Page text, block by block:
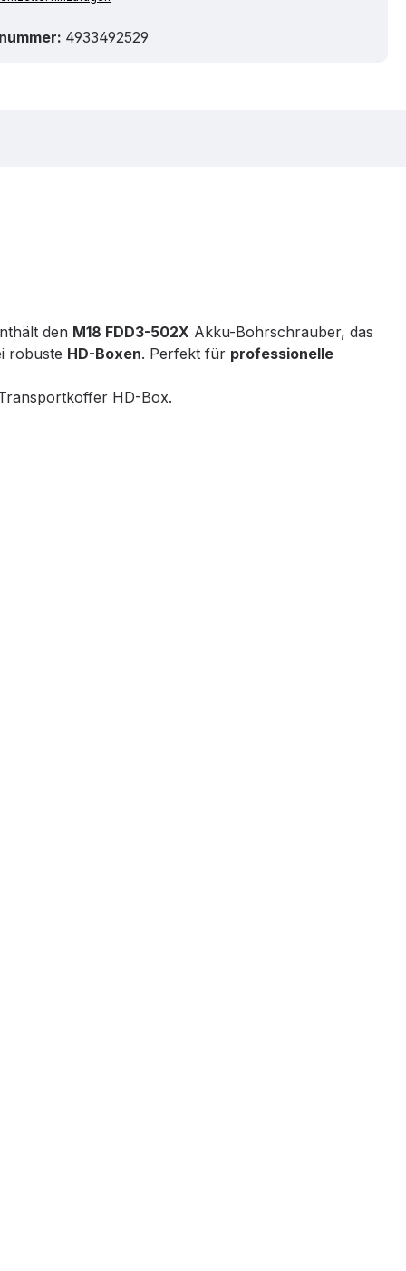
4933492529
den M18 FDD3-502X Akku-Bohrschrauber, das
robuste HD-Boxen. Perfekt für professionelle
HD-Box.